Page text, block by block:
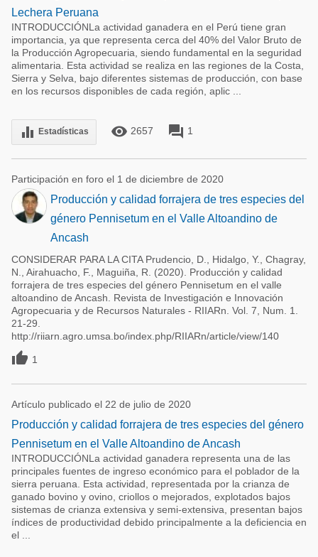
Lechera Peruana
INTRODUCCIÓNLa actividad ganadera en el Perú tiene gran
importancia, ya que representa cerca del 40% del Valor Bruto de
la Producción Agropecuaria, siendo fundamental en la seguridad
alimentaria. Esta actividad se realiza en las regiones de la Costa,
Sierra y Selva, bajo diferentes sistemas de producción, con base
en los recursos disponibles de cada región, aplic ...
equalizer Estadísticas remove_red_eye 2657 forum 1
Participación en foro el 1 de diciembre de 2020
Producción y calidad forrajera de tres especies del
género Pennisetum en el Valle Altoandino de
Ancash
CONSIDERAR PARA LA CITA Prudencio, D., Hidalgo, Y., Chagray,
N., Airahuacho, F., Maguiña, R. (2020). Producción y calidad
forrajera de tres especies del género Pennisetum en el valle
altoandino de Ancash. Revista de Investigación e Innovación
Agropecuaria y de Recursos Naturales - RIIARn. Vol. 7, Num. 1.
21-29.
http://riiarn.agro.umsa.bo/index.php/RIIARn/article/view/140
 1
Artículo publicado el 22 de julio de 2020
Producción y calidad forrajera de tres especies del género
Pennisetum en el Valle Altoandino de Ancash
INTRODUCCIÓNLa actividad ganadera representa una de las
principales fuentes de ingreso económico para el poblador de la
sierra peruana. Esta actividad, representada por la crianza de
ganado bovino y ovino, criollos o mejorados, explotados bajos
sistemas de crianza extensiva y semi-extensiva, presentan bajos
índices de productividad debido principalmente a la deficiencia en
el ...